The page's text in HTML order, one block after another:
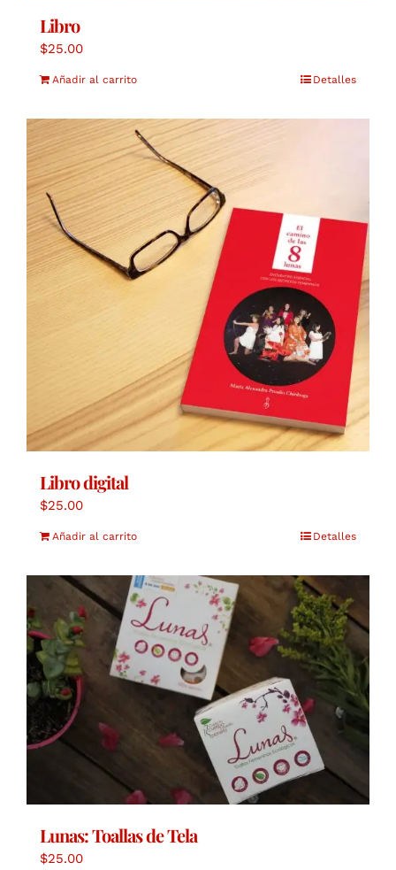
Libro
$25.00
Añadir al carrito Detalles
Libro digital
$25.00
Añadir al carrito Detalles
Lunas: Toallas de Tela
$25.00